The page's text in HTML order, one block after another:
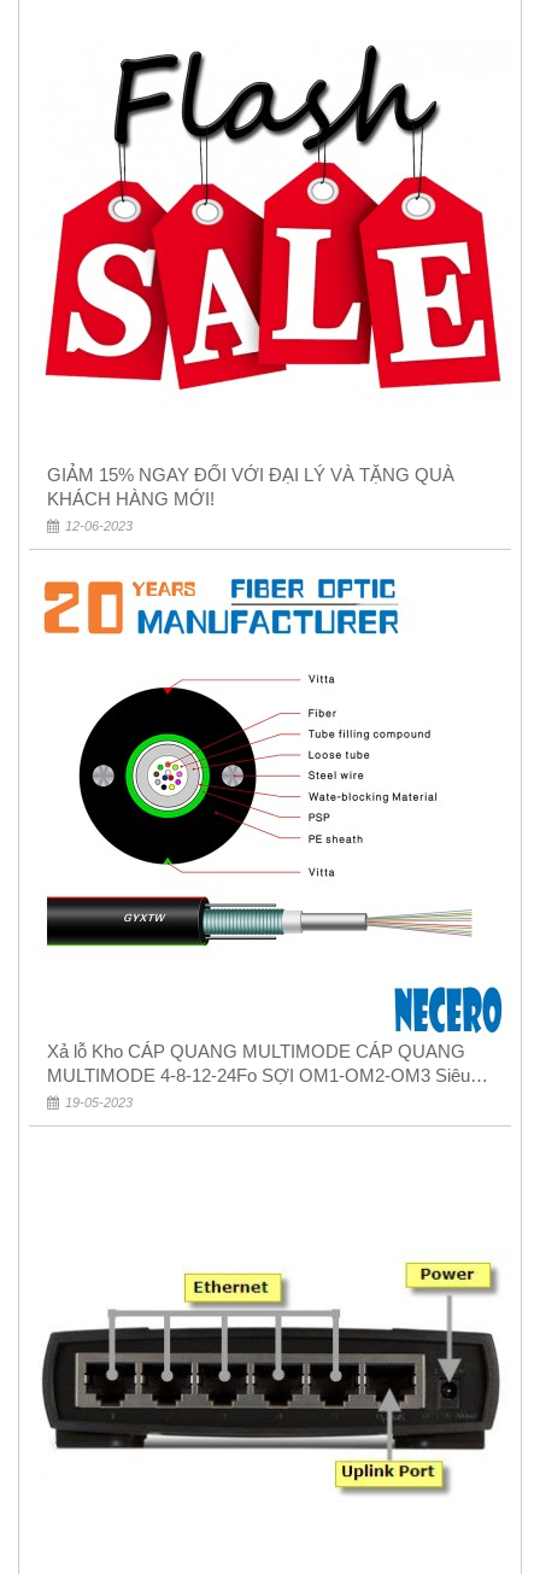
GIẢM 15% NGAY ĐỐI VỚI ĐẠI LÝ VÀ TẶNG QUÀ
KHÁCH HÀNG MỚI!
12-06-2023
Xả lỗ Kho CÁP QUANG MULTIMODE CÁP QUANG
MULTIMODE 4-8-12-24Fo SỢI OM1-OM2-OM3 Siêu
Rẻ 5k
19-05-2023